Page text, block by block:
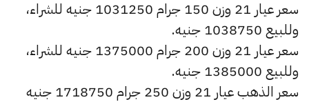
سعر عيار 21 وزن 150 جرام 1031250 جنيه للشراء،
وللبيع 1038750 جنيه.
سعر عيار 21 وزن 200 جرام 1375000 جنيه للشراء،
وللبيع 1385000 جنيه.
سعر الذهب عيار 21 وزن 250 جرام 1718750 جنيه